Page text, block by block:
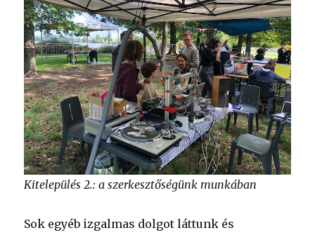
Kitelepülés 2.: a szerkesztőségünk munkában
Sok egyéb izgalmas dolgot láttunk és